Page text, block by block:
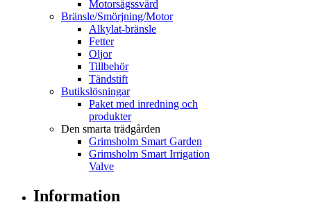
Motorsågssvärd
Bränsle/Smörjning/Motor
Alkylat-bränsle
Fetter
Oljor
Tillbehör
Tändstift
Butikslösningar
Paket med inredning och
produkter
Den smarta trädgården
Grimsholm Smart Garden
Grimsholm Smart Irrigation
Valve
Information